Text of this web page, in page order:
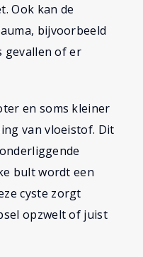
Ook kan de
bijvoorbeeld
gevallen of er
en soms kleiner
van vloeistof. Dit
bult wordt een
cyste zorgt
opzwelt of juist